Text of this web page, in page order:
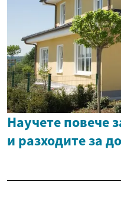
Научете повече
и разходите за